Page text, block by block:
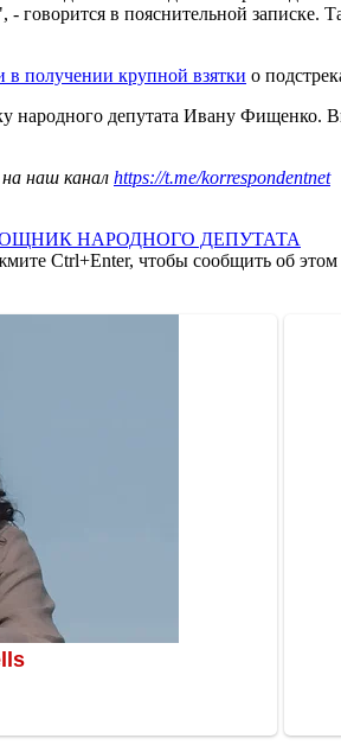
в пояснительной записке.
получении крупной взятки о
народного депутата Ивану
наш канал https://t.me/korrespondentnet
НАРОДНОГО ДЕПУТАТА
Ctrl+Enter, чтобы сообщить об этом